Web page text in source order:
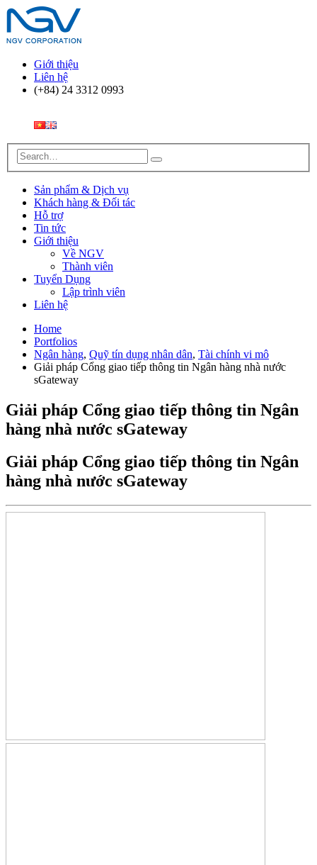
Giới thiệu
Liên hệ
(+84) 24 3312 0993
Sản phẩm & Dịch vụ
Khách hàng & Đối tác
Hỗ trợ
Tin tức
Giới thiệu
Về NGV
Thành viên
Tuyển Dụng
Lập trình viên
Liên hệ
Home
Portfolios
Ngân hàng, Quỹ tín dụng nhân dân, Tài chính vi mô
Giải pháp Cổng giao tiếp thông tin Ngân hàng nhà nước
sGateway
Giải pháp Cổng giao tiếp thông tin Ngân
hàng nhà nước sGateway
Giải pháp Cổng giao tiếp thông tin Ngân
hàng nhà nước sGateway